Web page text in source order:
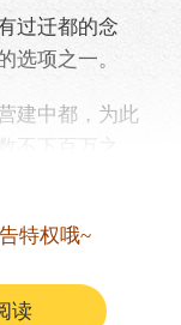
过迁都的念
选项之一。
建中都，为此
特权哦~
读